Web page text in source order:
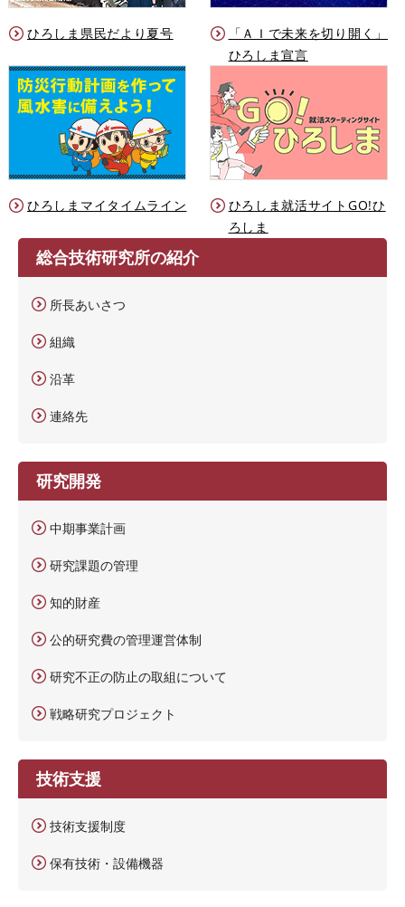
ひろしま県民だより夏号
「ＡＩで未来を切り開く」
ひろしま宣言
ひろしまマイタイムライン
ひろしま就活サイトGO!ひ
ろしま
総合技術研究所の紹介
所長あいさつ
組織
沿革
連絡先
研究開発
中期事業計画
研究課題の管理
知的財産
公的研究費の管理運営体制
研究不正の防止の取組について
戦略研究プロジェクト
技術支援
技術支援制度
保有技術・設備機器